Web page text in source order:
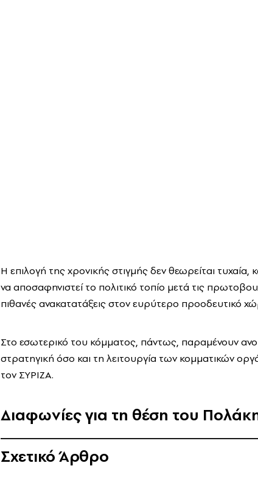
Η επιλογή της χρονικής στιγμής δεν θεωρείται
να αποσαφηνιστεί το πολιτικό τοπίο μετά τις
πιθανές ανακατατάξεις στον ευρύτερο προοδευτικό
Στο εσωτερικό του κόμματος, πάντως, παραμένουν
στρατηγική όσο και τη λειτουργία των κομματικών
τον ΣΥΡΙΖΑ.
Διαφωνίες για τη θέση του
Σχετικό Άρθρο